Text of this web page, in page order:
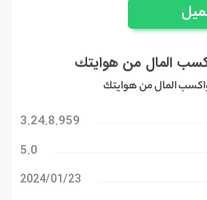
المال من هوايتك
المال من هوايتك
3.24.8.959
5.0
23‏/01‏/2024